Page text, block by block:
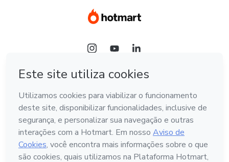
Idioma
Hotmart — 2011-2026 © Todos os direitos reservados